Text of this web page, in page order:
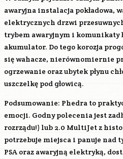
awaryjna instalacja pokładowa,
elektrycznych drzwi
trybem awaryjnym i komunikaty
akumulator. Do tego korozja
się wahacze, nierównomiernie
ogrzewanie oraz ubytek płynu
uszczelkę pod głowicą.
Podsumowanie: Phedra to
emocji. Godny polecenia jest
rozrządu!) lub 2.0 MultiJet z
potrzebuje miejsca i panuje nad
PSA oraz awaryjną elektryką,